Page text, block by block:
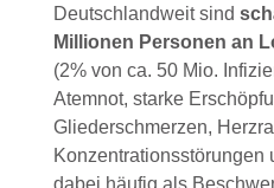
Deutschlandweit sind
Millionen Personen an
(2% von ca. 50 Mio.
Atemnot, starke
Gliederschmerzen,
Konzentrationsstörungen
dabei häufig als